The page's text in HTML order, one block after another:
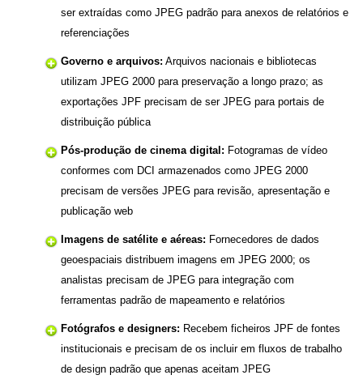
ser extraídas como JPEG padrão para anexos de relatórios e
referenciações
Governo e arquivos: Arquivos nacionais e bibliotecas
utilizam JPEG 2000 para preservação a longo prazo; as
exportações JPF precisam de ser JPEG para portais de
distribuição pública
Pós-produção de cinema digital: Fotogramas de vídeo
conformes com DCI armazenados como JPEG 2000
precisam de versões JPEG para revisão, apresentação e
publicação web
Imagens de satélite e aéreas: Fornecedores de dados
geoespaciais distribuem imagens em JPEG 2000; os
analistas precisam de JPEG para integração com
ferramentas padrão de mapeamento e relatórios
Fotógrafos e designers: Recebem ficheiros JPF de fontes
institucionais e precisam de os incluir em fluxos de trabalho
de design padrão que apenas aceitam JPEG